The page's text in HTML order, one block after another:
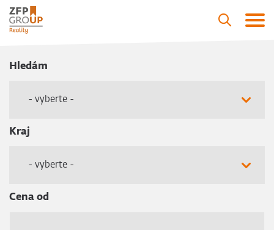
Hledám
- vyberte -
Kraj
- vyberte -
Cena od